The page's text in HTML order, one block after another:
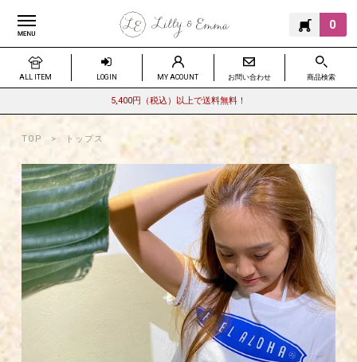
0
ALL ITEM LOGIN MY ACOUNT お問い合わせ 商品検索
5,400円（税込）以上で送料無料！
TOP トップス